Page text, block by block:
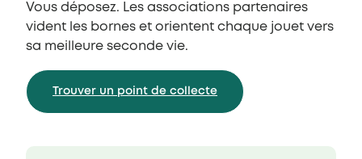
Vous déposez. Les associations partenaires
vident les bornes et orientent chaque jouet vers
sa meilleure seconde vie.
Trouver un point de collecte